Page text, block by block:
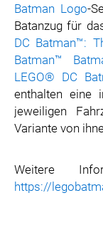
Batman Logo-
Batanzug für
DC Batman™:
Batman™
LEGO® DC
enthalten eine
jeweiligen
Variante von
Weitere
https://